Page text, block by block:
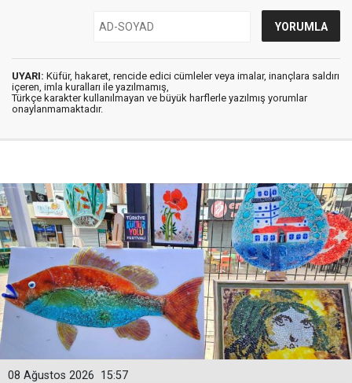
UYARI: Küfür, hakaret, rencide edici cümleler veya imalar, inançlara saldırı
içeren, imla kuralları ile yazılmamış,
Türkçe karakter kullanılmayan ve büyük harflerle yazılmış yorumlar
onaylanmamaktadır.
15:57
08 Ağustos 2026